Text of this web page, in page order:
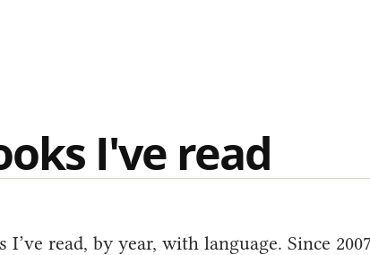
I've read
I’ve read, by year, with language. Since